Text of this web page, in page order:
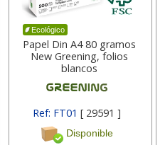
Ecológico
Papel Din A4 80 gramos
New Greening, folios
blancos
Ref: FT01[ 29591 ]
Disponible